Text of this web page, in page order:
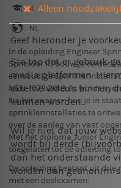
4
NL
In de opleiding Engineer
Sprinkler II) bouw je verder
eenvoudige
NEN-1073:2018 en wordt
Na het examen ben je in
sprinklerinstallaties te
over de aanleg van vast
Met het diploma Junior
toegelaten tot de opleiding
De opleiding bestaat uit drie
met een deelexamen:
Alleen
Geef hieronder je
Sta toe dat er gebruik
media platformen.
externe video's binnen
kunnen worden.
Wil je niet dat jouw
wordt bij derde
dan het onderstaande
worden dan